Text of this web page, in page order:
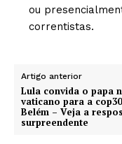
ou
correntistas.
Artigo anterior
Lula convida o papa
vaticano para a
Belém – Veja a
surpreendente